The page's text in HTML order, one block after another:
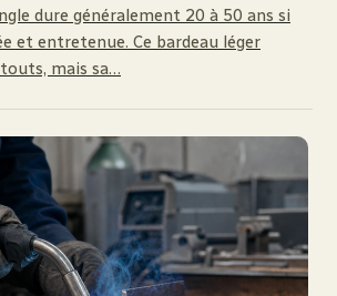
dure généralement 20 à 50 ans si
et entretenue. Ce bardeau léger
mais sa…